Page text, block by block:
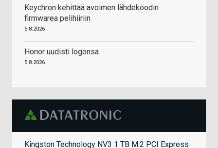
Keychron kehittää avoimen lähdekoodin
firmwarea pelihiiriin
5.8.2026
Honor uudisti logonsa
5.8.2026
Kingston Technology NV3 1 TB M.2 PCI Express